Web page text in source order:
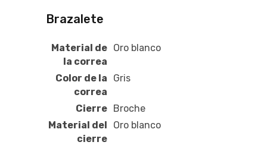
Brazalete
Material de
la correa
Oro blanco
Color de la
correa
Gris
Cierre Broche
Material del
cierre
Oro blanco